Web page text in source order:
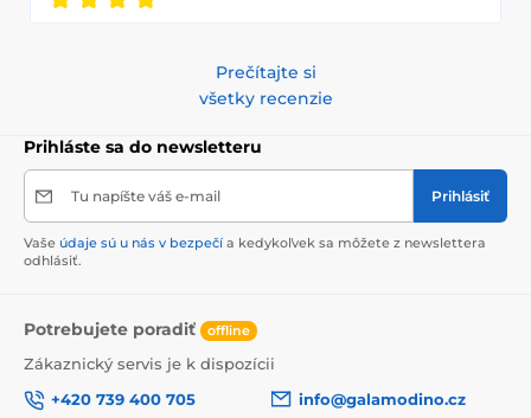
Prečítajte si
všetky recenzie
Prihláste sa do newsletteru
Tu napíšte váš e-mail Prihlásiť
Vaše údaje sú u nás v bezpečí a kedykoľvek sa môžete z newslettera
odhlásiť.
Potrebujete poradiť offline
Zákaznický servis je k dispozícii
+420 739 400 705
info@galamodino.cz